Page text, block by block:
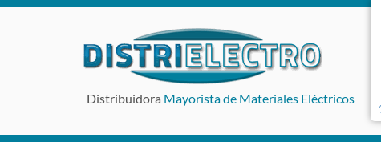
Distribuidora Mayorista de Materiales Eléctricos